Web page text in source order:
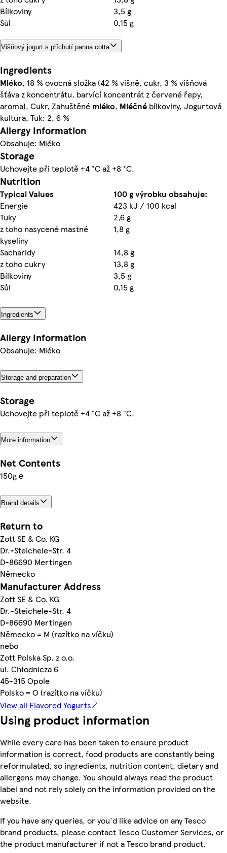
Bílkoviny
3,5 g
Sůl
0,15 g
Višňový jogurt s příchutí panna cotta
Ingredients
Mléko, 18 % ovocná složka (42 % višně, cukr, 3 % višňová
šťáva z koncentrátu, barvící koncentrát z červené řepy,
aroma), Cukr, Zahuštěné mléko, Mléčné bílkoviny, Jogurtová
kultura, Tuk: 2, 6 %
Allergy Information
Obsahuje: Mléko
Storage
Uchovejte při teplotě +4 °C až +8 °C.
Nutrition
Typical Values
100 g výrobku obsahuje:
Energie
423 kJ / 100 kcal
Tuky
2,6 g
z toho nasycené mastné
kyseliny
1,8 g
Sacharidy
14,8 g
z toho cukry
13,8 g
Bílkoviny
3,5 g
Sůl
0,15 g
Ingredients
Allergy Information
Obsahuje: Mléko
Storage and preparation
Storage
Uchovejte při teplotě +4 °C až +8 °C.
More information
Net Contents
150g ℮
Brand details
Return to
Zott SE & Co. KG
Dr.-Steichele-Str. 4
D-86690 Mertingen
Německo
Manufacturer Address
Zott SE & Co. KG
Dr.-Steichele-Str. 4
D-86690 Mertingen
Německo = M (razítko na víčku)
nebo
Zott Polska Sp. z o.o.
ul. Chłodnicza 6
45-315 Opole
Polsko = O (razítko na víčku)
View all Flavored Yogurts
Using product information
While every care has been taken to ensure product
information is correct, food products are constantly being
reformulated, so ingredients, nutrition content, dietary and
allergens may change. You should always read the product
label and not rely solely on the information provided on the
website.
If you have any queries, or you'd like advice on any Tesco
brand products, please contact Tesco Customer Services, or
the product manufacturer if not a Tesco brand product.